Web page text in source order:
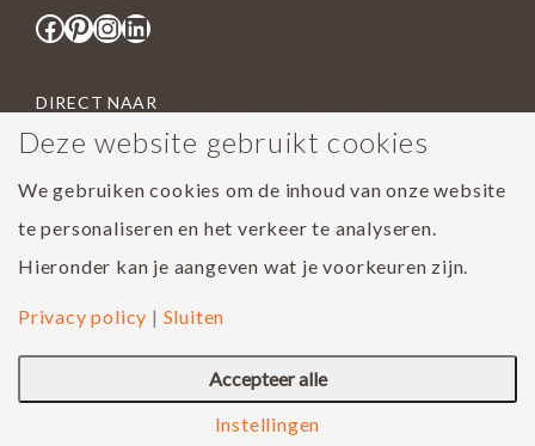
Facebook
Pinterest
Instagram
LinkedIn
DIRECT NAAR
Portfolio
Assortiment
Onderhoud geoliede vloer
Houtsoorten
Deze website gebruikt cookies
We gebruiken cookies om de inhoud van onze website
te personaliseren en het verkeer te analyseren.
Hieronder kan je aangeven wat je voorkeuren zijn.
Privacy policy | Sluiten
Accepteer alle
Instellingen